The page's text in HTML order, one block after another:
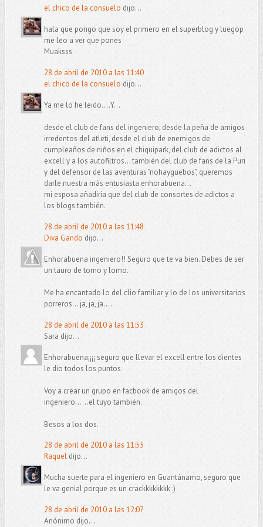
el chico de la consuelo dijo...
hala que pongo que soy el primero en el superblog y luegop
me leo a ver que pones
Muaksss
28 de abril de 2010 a las 11:40
el chico de la consuelo dijo...
Ya me lo he leido....Y...
desde el club de fans del ingeniero, desde la peña de amigos
irredentos del atleti, desde el club de enemigos de
cumpleaños de niños en el chiquipark, del club de adictos al
excell y a los autofiltros... también del club de fans de la Puri
y del defensor de las aventuras "nohayguebos", queremos
darle nuestra más entusiasta enhorabuena...
mi esposa añadiría que del club de consortes de adictos a
los blogs también.
28 de abril de 2010 a las 11:48
Diva Gando dijo...
Enhorabuena ingeniero!! Seguro que te va bien. Debes de ser
un tauro de tomo y lomo.
Me ha encantado lo del clio familiar y lo de los universitarios
porreros... ja, ja, ja....
28 de abril de 2010 a las 11:53
Sara dijo...
Enhorabuena¡¡¡¡ seguro que llevar el excell entre los dientes
le dio todos los puntos.
Voy a crear un grupo en facbook de amigos del
ingeniero......el tuyo también.
Besos a los dos.
28 de abril de 2010 a las 11:55
Raqueldijo...
Mucha suerte para el ingeniero en Guantánamo, seguro que
le va genial porque es un crackkkkkkkk :)
28 de abril de 2010 a las 12:07
Anónimo dijo...